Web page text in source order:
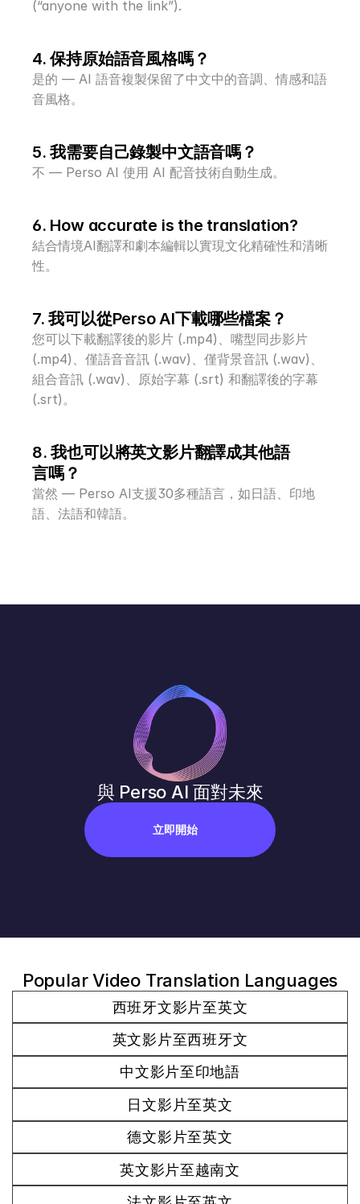
(“anyone with the link”).
4. 保持原始語音風格嗎？
是的 — AI 語音複製保留了中文中的音調、情感和語
音風格。
5. 我需要自己錄製中文語音嗎？
不 — Perso AI 使用 AI 配音技術自動生成。
6. How accurate is the translation?
結合情境AI翻譯和劇本編輯以實現文化精確性和清晰
性。
7. 我可以從Perso AI下載哪些檔案？
您可以下載翻譯後的影片 (.mp4)、嘴型同步影片
(.mp4)、僅語音音訊 (.wav)、僅背景音訊 (.wav)、
組合音訊 (.wav)、原始字幕 (.srt) 和翻譯後的字幕
(.srt)。
8. 我也可以將英文影片翻譯成其他語
言嗎？
當然 — Perso AI支援30多種語言，如日語、印地
語、法語和韓語。
與 Perso AI 面對未來
立即開始
Popular Video Translation Languages
西班牙文影片至英文
英文影片至西班牙文
中文影片至印地語
日文影片至英文
德文影片至英文
英文影片至越南文